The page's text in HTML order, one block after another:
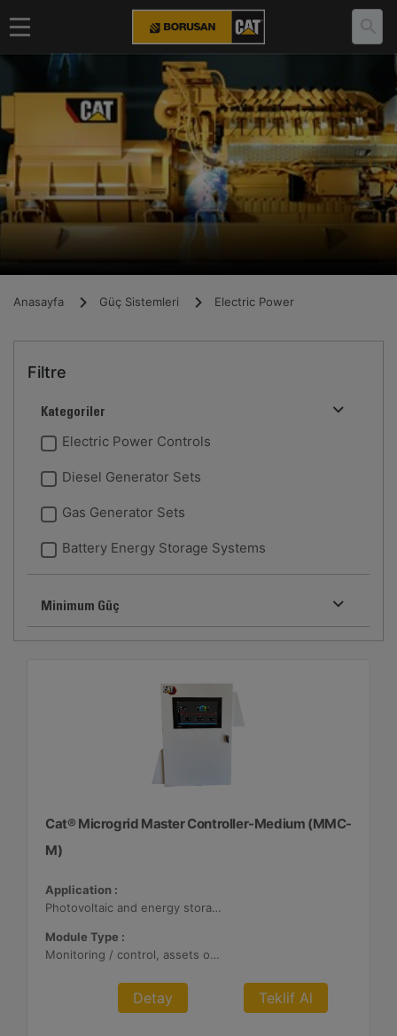
Anasayfa Güç Sistemleri Electric Power
Filtre
Kategoriler
Electric Power Controls
Diesel Generator Sets
Gas Generator Sets
Battery Energy Storage Systems
Minimum Güç
Cat® Microgrid Master Controller-Medium (MMC-
M)
Application :
Photovoltaic and energy storage systems
Module Type :
Monitoring / control, assets optimization
Detay Teklif Al